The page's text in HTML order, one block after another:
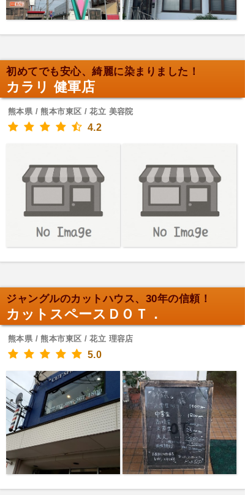
初めてでも安心、綺麗に染まりました！
カラリ 健軍店
熊本県 / 熊本市東区 / 花立 美容院
4.2
ジャングルのカットハウス、30年の信頼！
カットスペースＤＯＴ．
熊本県 / 熊本市東区 / 花立 理容店
5.0